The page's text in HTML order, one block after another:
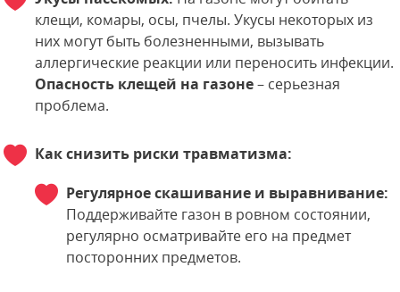
клещи, комары, осы, пчелы. Укусы некоторых из
них могут быть болезненными, вызывать
аллергические реакции или переносить инфекции.
Опасность клещей на газоне– серьезная
проблема.
Как снизить риски травматизма:
Регулярное скашивание и выравнивание:
Поддерживайте газон в ровном состоянии,
регулярно осматривайте его на предмет
посторонних предметов.